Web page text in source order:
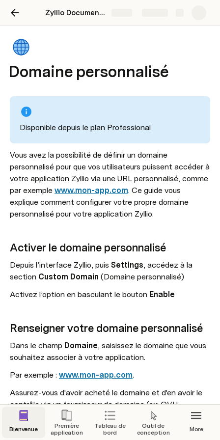
Zyllio Documentation French
Domaine personnalisé
Disponible depuis le plan Professional
Vous avez la possibilité de définir un domaine
personnalisé pour que vos utilisateurs puissent accéder à
votre application Zyllio via une URL personnalisé, comme
par exemple www.mon-app.com. Ce guide vous
explique comment configurer votre propre domaine
personnalisé pour votre application Zyllio.
Activer le domaine personnalisé
Depuis l’interface Zyllio, puis Settings, accédez à la
section Custom Domain (Domaine personnalisé)
Activez l’option en basculant le bouton Enable
Renseigner votre domaine personnalisé
Dans le champ Domaine, saisissez le domaine que vous
souhaitez associer à votre application.
Par exemple : www.mon-app.com.
Assurez-vous d'avoir acheté le domaine et d'en avoir le
contrôle via un fournisseur de domaine (ex: OVH,
GoDaddy, etc.).
Bienvenue
Première
application
Tableau de
bord
Outil de
conception
More